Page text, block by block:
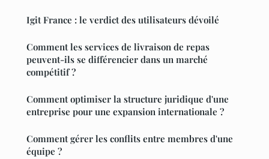
Igit France : le verdict des utilisateurs dévoilé
Comment les services de livraison de repas
peuvent-ils se différencier dans un marché
compétitif ?
Comment optimiser la structure juridique d'une
entreprise pour une expansion internationale ?
Comment gérer les conflits entre membres d'une
équipe ?